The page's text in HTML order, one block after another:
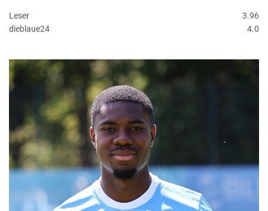
Leser
3.96
dieblaue24
4.0